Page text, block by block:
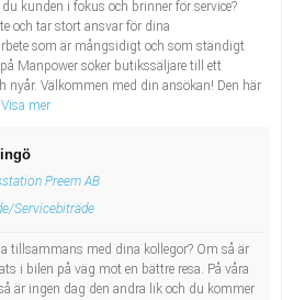
kunden i fokus och brinner för service?
och tar stort ansvar för dina
som är mångsidigt och som ständigt
Manpower söker butikssäljare till ett
nyår. Välkommen med din ansökan! Den här
Visa mer
Preem AB
Servicebiträde
tillsammans med dina kollegor? Om så är
i bilen på väg mot en bättre resa. På våra
är ingen dag den andra lik och du kommer